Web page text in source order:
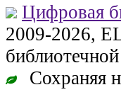
Цифровая
2009-2026,
Сохраняя